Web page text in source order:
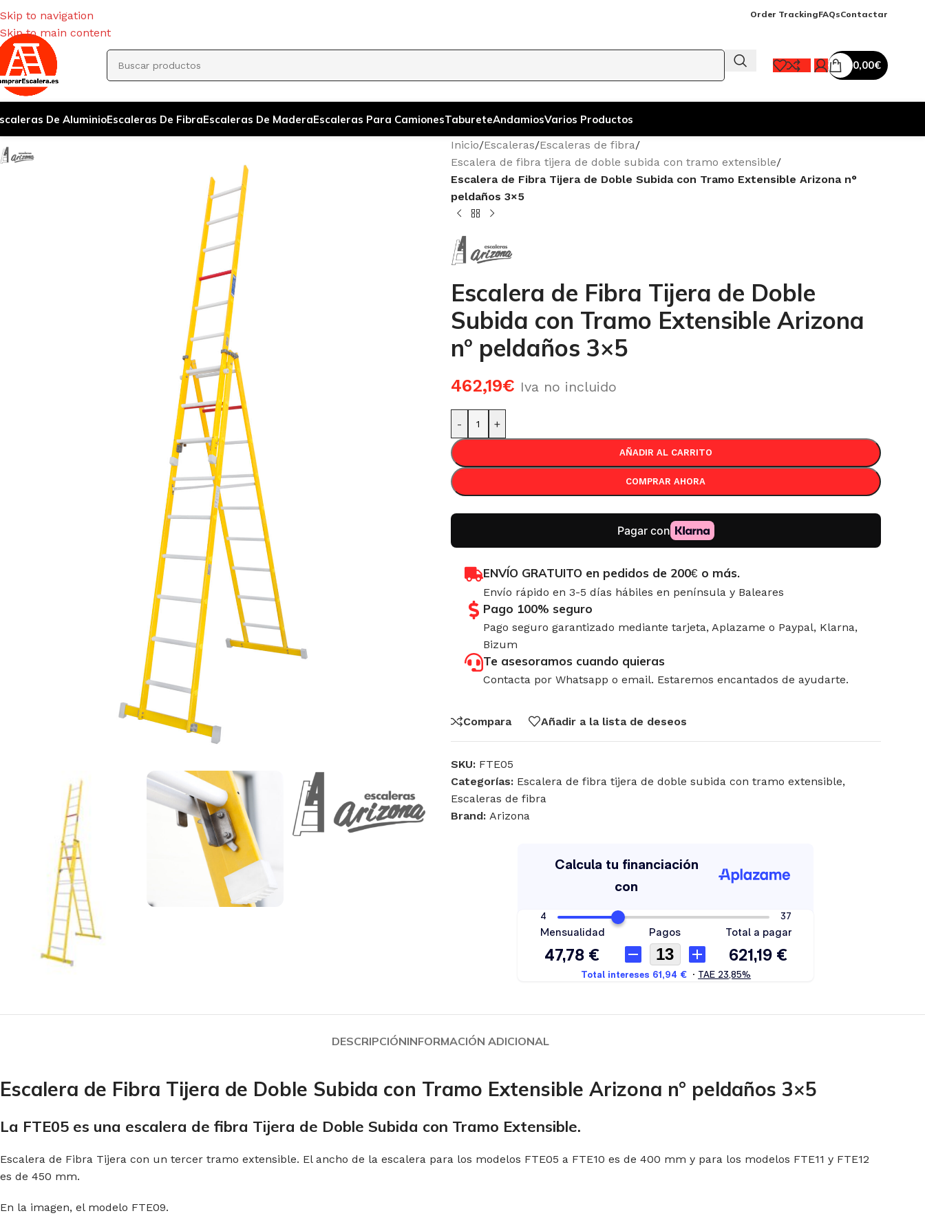
Skip to navigation
Skip to main content
Order TrackingFAQsContactar
0,00€
De AluminioEscaleras De FibraEscaleras De MaderaEscaleras Para CamionesTabureteAndamiosVarios Productos
Inicio/Escaleras/Escaleras de fibra/
Escalera de fibra tijera de doble subida con tramo extensible/
Escalera de Fibra Tijera de Doble Subida con Tramo Extensible Arizona n°
peldaños 3×5
Escalera de Fibra Tijera de Doble
Subida con Tramo Extensible Arizona
n° peldaños 3×5
462,19€ Iva no incluido
- +
AÑADIR AL CARRITO
COMPRAR AHORA
ENVÍO GRATUITO en pedidos de 200€ o más.
Envío rápido en 3-5 días hábiles en península y Baleares
Pago 100% seguro
Pago seguro garantizado mediante tarjeta, Aplazame o Paypal, Klarna,
Bizum
Te asesoramos cuando quieras
Contacta por Whatsapp o email. Estaremos encantados de ayudarte.
Compara Añadir a la lista de deseos
SKU: FTE05
Categorías: Escalera de fibra tijera de doble subida con tramo extensible,
Escaleras de fibra
Brand: Arizona
DESCRIPCIÓNINFORMACIÓN ADICIONAL
Escalera de Fibra Tijera de Doble Subida con Tramo Extensible Arizona n° peldaños 3×5
La FTE05 es una escalera de fibra Tijera de Doble Subida con Tramo Extensible.
Escalera de Fibra Tijera con un tercer tramo extensible. El ancho de la escalera para los modelos FTE05 a FTE10 es de 400 mm y para los modelos FTE11 y FTE12
es de 450 mm.
En la imagen, el modelo FTE09.